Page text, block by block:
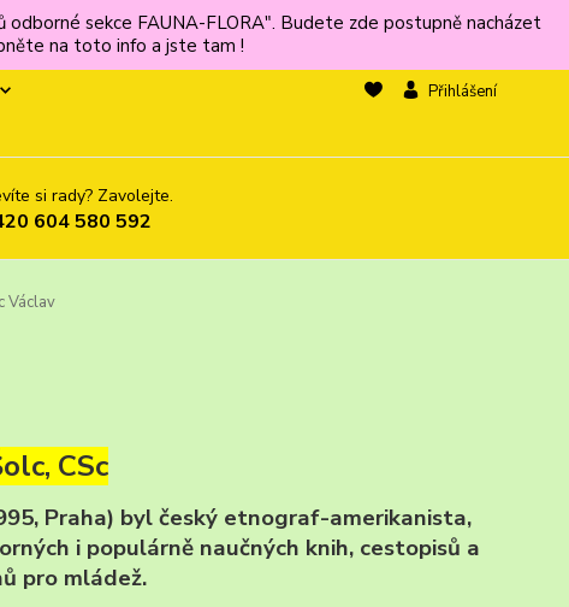
sekce FAUNA-FLORA". Budete zde postupně nacházet
na toto info a jste tam !
Přihlášení
si rady? Zavolejte.
604 580 592
Václav
CSc
Praha) byl český etnograf-amerikanista,
i populárně naučných knih, cestopisů a
pro mládež.